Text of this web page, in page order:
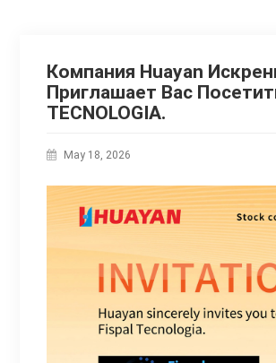
Компания Huayan
Приглашает Вас
TECNOLOGIA.
May 18, 2026